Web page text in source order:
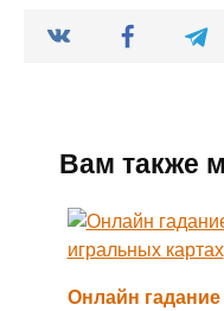
Вам также
Онлайн